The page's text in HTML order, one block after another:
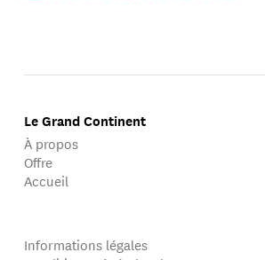
Le Grand Continent
À propos
Offre
Accueil
Informations légales